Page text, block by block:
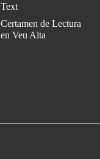
Text
Certamen de Lectura
en Veu Alta